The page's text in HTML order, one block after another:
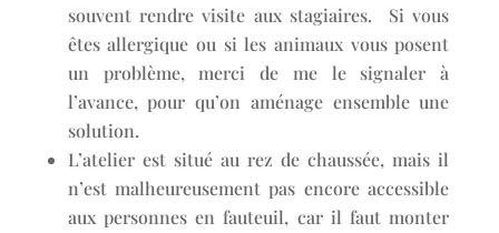
souvent rendre visite aux stagiaires. Si vous
êtes allergique ou si les animaux vous posent
un problème, merci de me le signaler à
l’avance, pour qu’on aménage ensemble une
solution.
L’atelier est situé au rez de chaussée, mais il
n’est malheureusement pas encore accessible
aux personnes en fauteuil, car il faut monter